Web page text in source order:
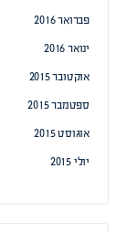
פברואר 2016
ינואר 2016
אוקטובר 2015
ספטמבר 2015
אוגוסט 2015
יולי 2015